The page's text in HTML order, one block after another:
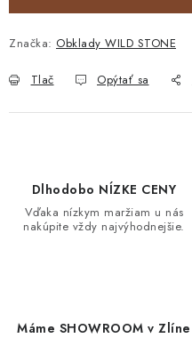
Značka: Obklady WILD STONE
Tlač Opýtať sa
Dlhodobo NÍZKE CENY
Vďaka nízkym maržiam u nás
nakúpite vždy najvýhodnejšie.
Máme SHOWROOM v Zlíne